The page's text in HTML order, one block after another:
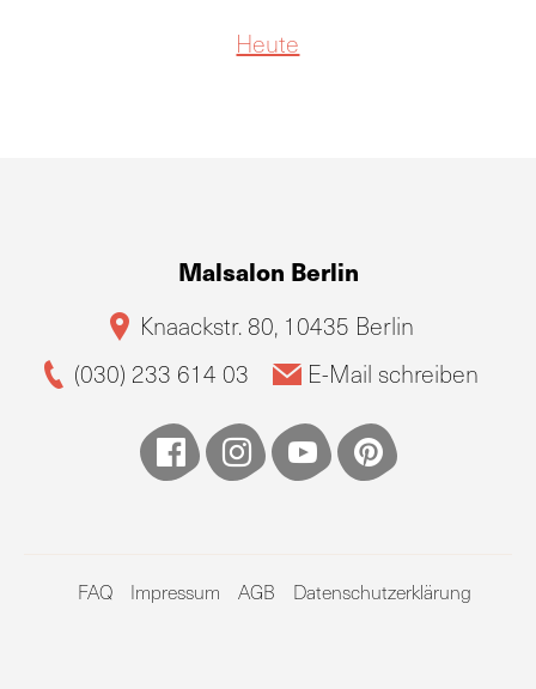
Heute
Malsalon Berlin
Knaackstr. 80, 10435 Berlin
(030) 233 614 03
E-Mail schreiben
FAQ Impressum AGB Datenschutzerklärung